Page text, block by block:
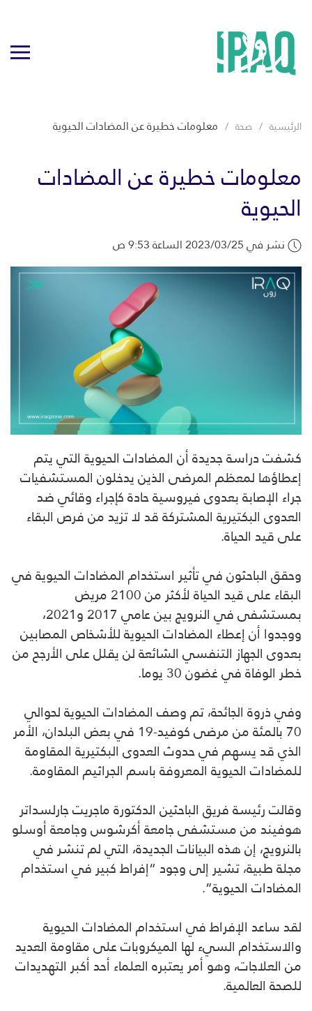
الرئيسية صحة معلومات خطيرة عن المضادات الحيوية
معلومات خطيرة عن المضادات
الحيوية
نشر في 2023/03/25 الساعة 9:53 ص
كشفت دراسة جديدة أن المضادات الحيوية التي يتم
إعطاؤها لمعظم المرضى الذين يدخلون المستشفيات
جراء الإصابة بعدوى فيروسية حادة كإجراء وقائي ضد
العدوى البكتيرية المشتركة قد لا تزيد من فرص البقاء
على قيد الحياة.
وحقق الباحثون في تأثير استخدام المضادات الحيوية في
البقاء على قيد الحياة لأكثر من 2100 مريض
بمستشفى في النرويج بين عامي 2017 و2021،
ووجدوا أن إعطاء المضادات الحيوية للأشخاص المصابين
بعدوى الجهاز التنفسي الشائعة لن يقلل على الأرجح من
خطر الوفاة في غضون 30 يوما.
وفي ذروة الجائحة، تم وصف المضادات الحيوية لحوالي
70 بالمئة من مرضى كوفيد-19 في بعض البلدان، الأمر
الذي قد يسهم في حدوث العدوى البكتيرية المقاومة
للمضادات الحيوية المعروفة باسم الجراثيم المقاومة.
وقالت رئيسة فريق الباحثين الدكتورة ماجريت جارلسداتر
هوفيند من مستشفى جامعة أكرشوس وجامعة أوسلو
بالنرويج، إن هذه البيانات الجديدة، التي لم تنشر في
مجلة طبية، تشير إلى وجود “إفراط كبير في استخدام
المضادات الحيوية”.
لقد ساعد الإفراط في استخدام المضادات الحيوية
والاستخدام السيء لها الميكروبات على مقاومة العديد
من العلاجات، وهو أمر يعتبره العلماء أحد أكبر التهديدات
للصحة العالمية.